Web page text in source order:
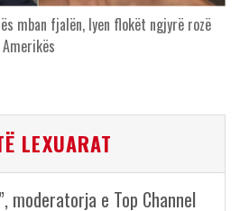
mban fjalën, lyen flokët ngjyrë rozë
LEXUARAT
moderatorja e Top Channel